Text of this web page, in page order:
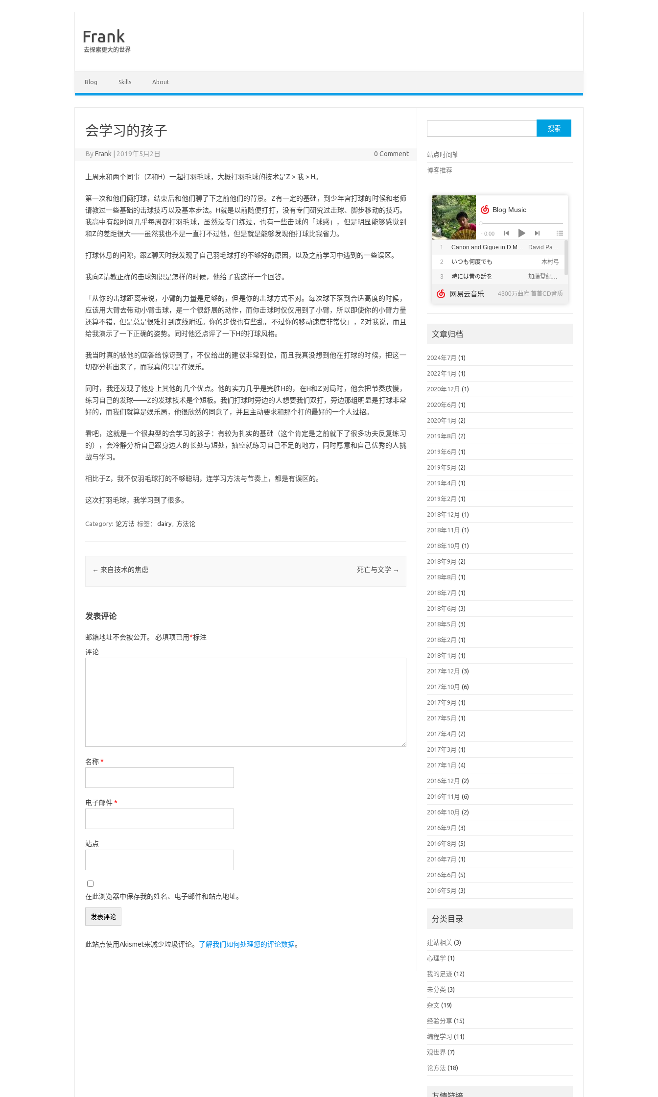
Frank
去探索更大的世界
Blog Skills About
会学习的孩子
ByFrank 2019年5月2日 0 Comment
上周末和两个同事（Z和H）一起打羽毛球，大概打羽毛球的技术是Z > 我 > H。
第一次和他们俩打球，结束后和他们聊了下之前他们的背景。Z有一定的基础，到少年宫打球的时候和老师
请教过一些基础的击球技巧以及基本步法。H就是以前随便打打，没有专门研究过击球、脚步移动的技巧。
我高中有段时间几乎每周都打羽毛球，虽然没专门练过，也有一些击球的「球感」，但是明显能够感觉到
和Z的差距很大——虽然我也不是一直打不过他，但是就是能够发现他打球比我省力。
打球休息的间隙，跟Z聊天时我发现了自己羽毛球打的不够好的原因，以及之前学习中遇到的一些误区。
我向Z请教正确的击球知识是怎样的时候，他给了我这样一个回答。
「从你的击球距离来说，小臂的力量是足够的，但是你的击球方式不对。每次球下落到合适高度的时候，
应该用大臂去带动小臂击球，是一个很舒展的动作，而你击球时仅仅用到了小臂，所以即使你的小臂力量
还算不错，但是总是很难打到底线附近。你的步伐也有些乱，不过你的移动速度非常快」，Z对我说，而且
给我演示了一下正确的姿势。同时他还点评了一下H的打球风格。
我当时真的被他的回答给惊讶到了，不仅给出的建议非常到位，而且我真没想到他在打球的时候，把这一
切都分析出来了，而我真的只是在娱乐。
同时，我还发现了他身上其他的几个优点。他的实力几乎是完胜H的，在H和Z对局时，他会把节奏放慢，
练习自己的发球——Z的发球技术是个短板。我们打球时旁边的人想要我们双打，旁边那组明显是打球非常
好的，而我们就算是娱乐局，他很欣然的同意了，并且主动要求和那个打的最好的一个人过招。
看吧，这就是一个很典型的会学习的孩子：有较为扎实的基础（这个肯定是之前就下了很多功夫反复练习
的），会冷静分析自己跟身边人的长处与短处，抽空就练习自己不足的地方，同时愿意和自己优秀的人挑
战与学习。
相比于Z，我不仅羽毛球打的不够聪明，连学习方法与节奏上，都是有误区的。
这次打羽毛球，我学习到了很多。
Category: 论方法 标签： dairy, 方法论
Post navigation
← 来自技术的焦虑 死亡与文学 →
发表评论
邮箱地址不会被公开。 必填项已用*标注
评论
名称*
电子邮件*
站点
在此浏览器中保存我的姓名、电子邮件和站点地址。
此站点使用Akismet来减少垃圾评论。 了解我们如何处理您的评论数据。
站点时间轴
博客推荐
文章归档
2024年7月 (1)
2022年1月 (1)
2020年12月 (1)
2020年6月 (1)
2020年1月 (2)
2019年8月 (2)
2019年6月 (1)
2019年5月 (2)
2019年4月 (1)
2019年2月 (1)
2018年12月 (1)
2018年11月 (1)
2018年10月 (1)
2018年9月 (2)
2018年8月 (1)
2018年7月 (1)
2018年6月 (3)
2018年5月 (3)
2018年2月 (1)
2018年1月 (1)
2017年12月 (3)
2017年10月 (6)
2017年9月 (1)
2017年5月 (1)
2017年4月 (2)
2017年3月 (1)
2017年1月 (4)
2016年12月 (2)
2016年11月 (6)
2016年10月 (2)
2016年9月 (3)
2016年8月 (5)
2016年7月 (1)
2016年6月 (5)
2016年5月 (3)
分类目录
建站相关 (3)
心理学 (1)
我的足迹 (12)
未分类 (3)
杂文 (19)
经验分享 (15)
编程学习 (11)
观世界 (7)
论方法 (18)